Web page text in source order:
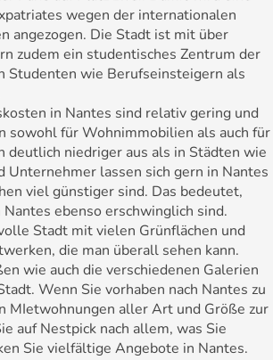
wegen der internationalen
angezogen. Die Stadt ist mit über
zudem ein studentisches Zentrum der
Studenten wie Berufseinsteigern als
in Nantes sind relativ gering und
sowohl für Wohnimmobilien als auch für
deutlich niedriger aus als in Städten wie
Unternehmer lassen sich gern in Nantes
viel günstiger sind. Das bedeutet,
ebenso erschwinglich sind.
Stadt mit vielen Grünflächen und
die man überall sehen kann.
wie auch die verschiedenen Galerien
Wenn Sie vorhaben nach Nantes zu
MIetwohnungen aller Art und Größe zur
auf Nestpick nach allem, was Sie
Sie vielfältige Angebote in Nantes.